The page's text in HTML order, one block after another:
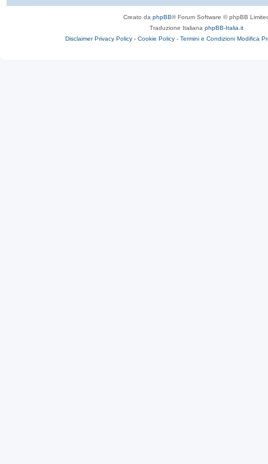
Creato da phpBB® Forum Software © phpBB
Traduzione Italiana phpBB-Italia.it
Disclaimer Privacy Policy - Cookie Policy - Termini e Condizioni Modifica